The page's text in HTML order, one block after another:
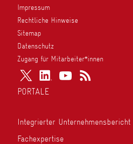
Impressum
Rechtliche Hinweise
Sitemap
Datenschutz
Zugang für Mitarbeiter*innen
PORTALE
Integrierter Unternehmensbericht
Fachexpertise